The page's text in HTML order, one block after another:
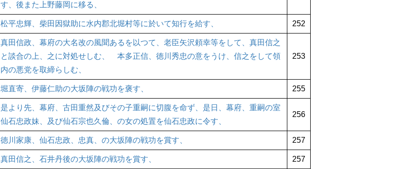
す、後また上野藤岡に移る、
松平忠輝、柴田因獄助に水内郡北堀村等に於いて知行を給す、 252
真田信政、幕府の大名改の風聞あるを以つて、老臣矢沢頼幸等をして、真田信之
と談合の上、之に対処せしむ、 本多正信、徳川秀忠の意をうけ、信之をして領
内の悪党を取締らしむ、
253
堀直寄、伊藤仁助の大坂陣の戦功を褒す、 255
是より先、幕府、古田重然及びその子重嗣に切腹を命ず、是日、幕府、重嗣の室
仙石忠政妹、及び仙石宗也久倫、の女の処置を仙石忠政に令す、
256
徳川家康、仙石忠政、忠真、の大坂陣の戦功を賞す、 257
真田信之、石井丹後の大坂陣の戦功を賞す、 257